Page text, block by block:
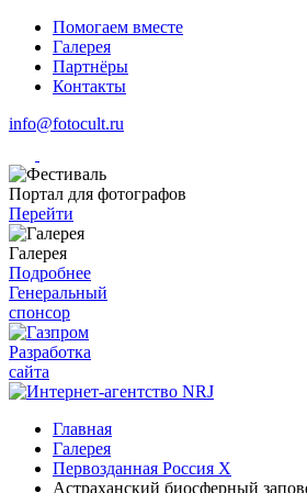
Помогаем вместе
Галерея
Партнёры
Контакты
info@fotocult.ru
Портал для фотографов
Перейти
Галерея
Подробнее
Генеральный
спонсор
Разработка
сайта
Главная
Галерея
Первозданная Россия X
Астраханский биосферный